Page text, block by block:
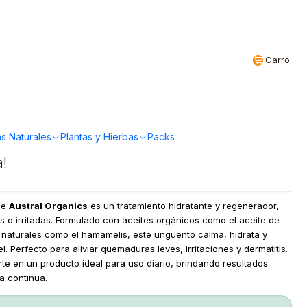
Carro
Naturales Plantas y Hierbas Packs
60g
Austral Organics es un tratamiento hidratante y regenerador,
o irritadas. Formulado con aceites orgánicos como el aceite de
como el hamamelis, este ungüento calma, hidrata y
Perfecto para aliviar quemaduras leves, irritaciones y dermatitis.
en un producto ideal para uso diario, brindando resultados
continua.